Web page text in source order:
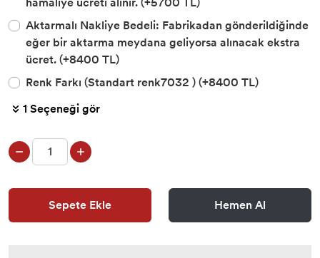
Aktarmalı Nakliye Bedeli: Fabrikadan gönderildiğinde
eğer bir aktarma meydana geliyorsa alınacak ekstra
ücret. (+8400 TL)
Renk Farkı (Standart renk7032 ) (+8400 TL)
1 Seçeneği gör
Sepete Ekle Hemen Al